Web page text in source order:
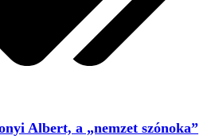
Albert, a „nemzet szónoka”